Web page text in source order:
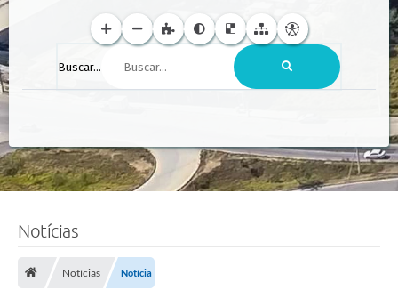
Buscar...
Notícias
Notícias Notícia